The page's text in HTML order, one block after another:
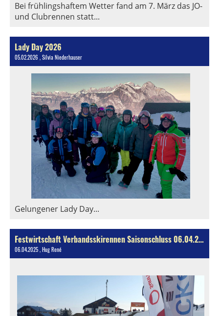
Bei frühlingshaftem Wetter fand am 7. März das JO-
und Clubrennen statt...
Lady Day 2026
05.02.2026 , Silvia Niederhauser
Gelungener Lady Day...
Festwirtschaft Verbandsskirennen Saisonschluss 06.04.2025
06.04.2025, Hug René